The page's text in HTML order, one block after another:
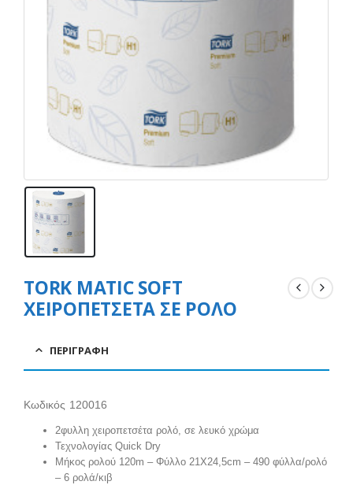
TORK MATIC SOFT
ΧΕΙΡΟΠΕΤΣΕΤΑ ΣΕ ΡΟΛΟ
ΠΕΡΙΓΡΑΦΉ
Κωδικός 120016
2φυλλη χειροπετσέτα ρολό, σε λευκό χρώμα
Τεχνολογίας Quick Dry
Μήκος ρολού 120m – Φύλλο 21Χ24,5cm – 490 φύλλα/ρολό
– 6 ρολά/κιβ